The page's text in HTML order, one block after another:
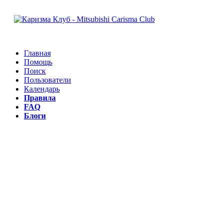
Главная
Помощь
Поиск
Пользователи
Календарь
Правила
FAQ
Блоги